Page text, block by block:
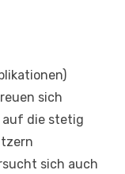
sich
auf die stetig
sich auch